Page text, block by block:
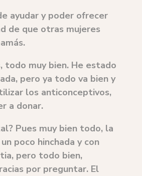
ayudar y poder ofrecer
de que otras mujeres
todo muy bien. He estado
pero ya todo va bien y
los anticonceptivos,
a donar.
Pues muy bien todo, la
poco hinchada y con
pero todo bien,
por preguntar. El